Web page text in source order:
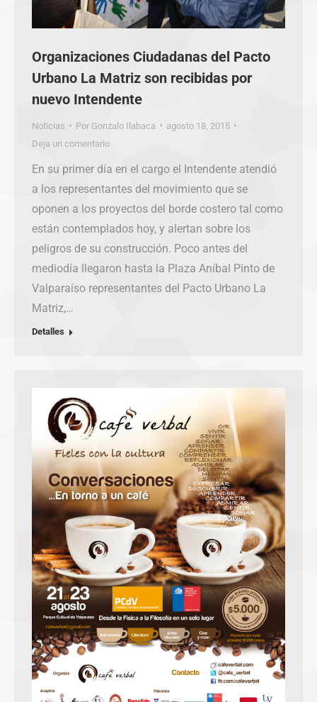
Organizaciones Ciudadanas del Pacto
Urbano La Matriz son recibidas por
nuevo Intendente
Noticias Por Gonzalo Ilabaca
agosto 18, 2015
Deja un comentario
En su primer día en el cargo el Intendente atendió
a los representantes del movimiento que se
oponen a los proyectos del borde costero tal como
están contemplados hoy, y alertan sobre los
peligros de su construcción. Poco antes del
mediodía llegaron hasta la Plaza Aníbal Pinto de
Valparaíso representantes del Pacto Urbano La
Matriz,…
Detalles